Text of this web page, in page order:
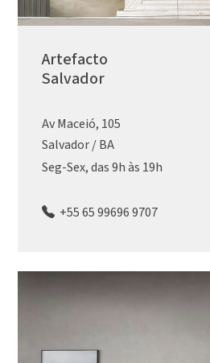
Artefacto
Salvador
Av Maceió, 105
Salvador / BA
Seg-Sex, das 9h às 19h
+55 65 99696 9707